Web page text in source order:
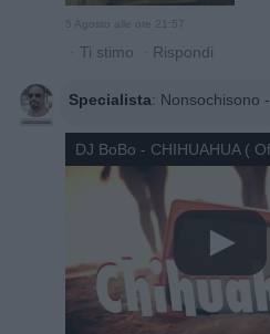
5 Agosto alle ore 21:57
· Ti stimo · Rispondi
Specialista: Nonsochisono -